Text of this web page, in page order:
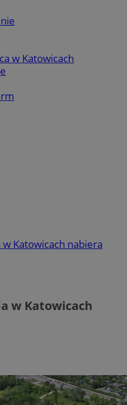
w Katowicach
Katowicach nabiera
w Katowicach